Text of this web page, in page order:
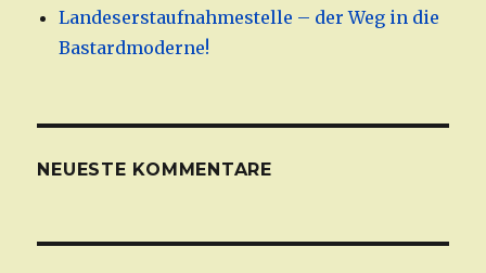
Landeserstaufnahmestelle – der Weg in die
Bastardmoderne!
NEUESTE KOMMENTARE